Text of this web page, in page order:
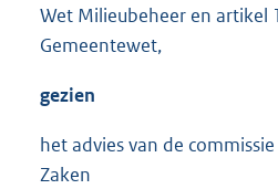
Wet Milieubeheer en artikel
Gemeentewet,
gezien
het advies van de
Zaken